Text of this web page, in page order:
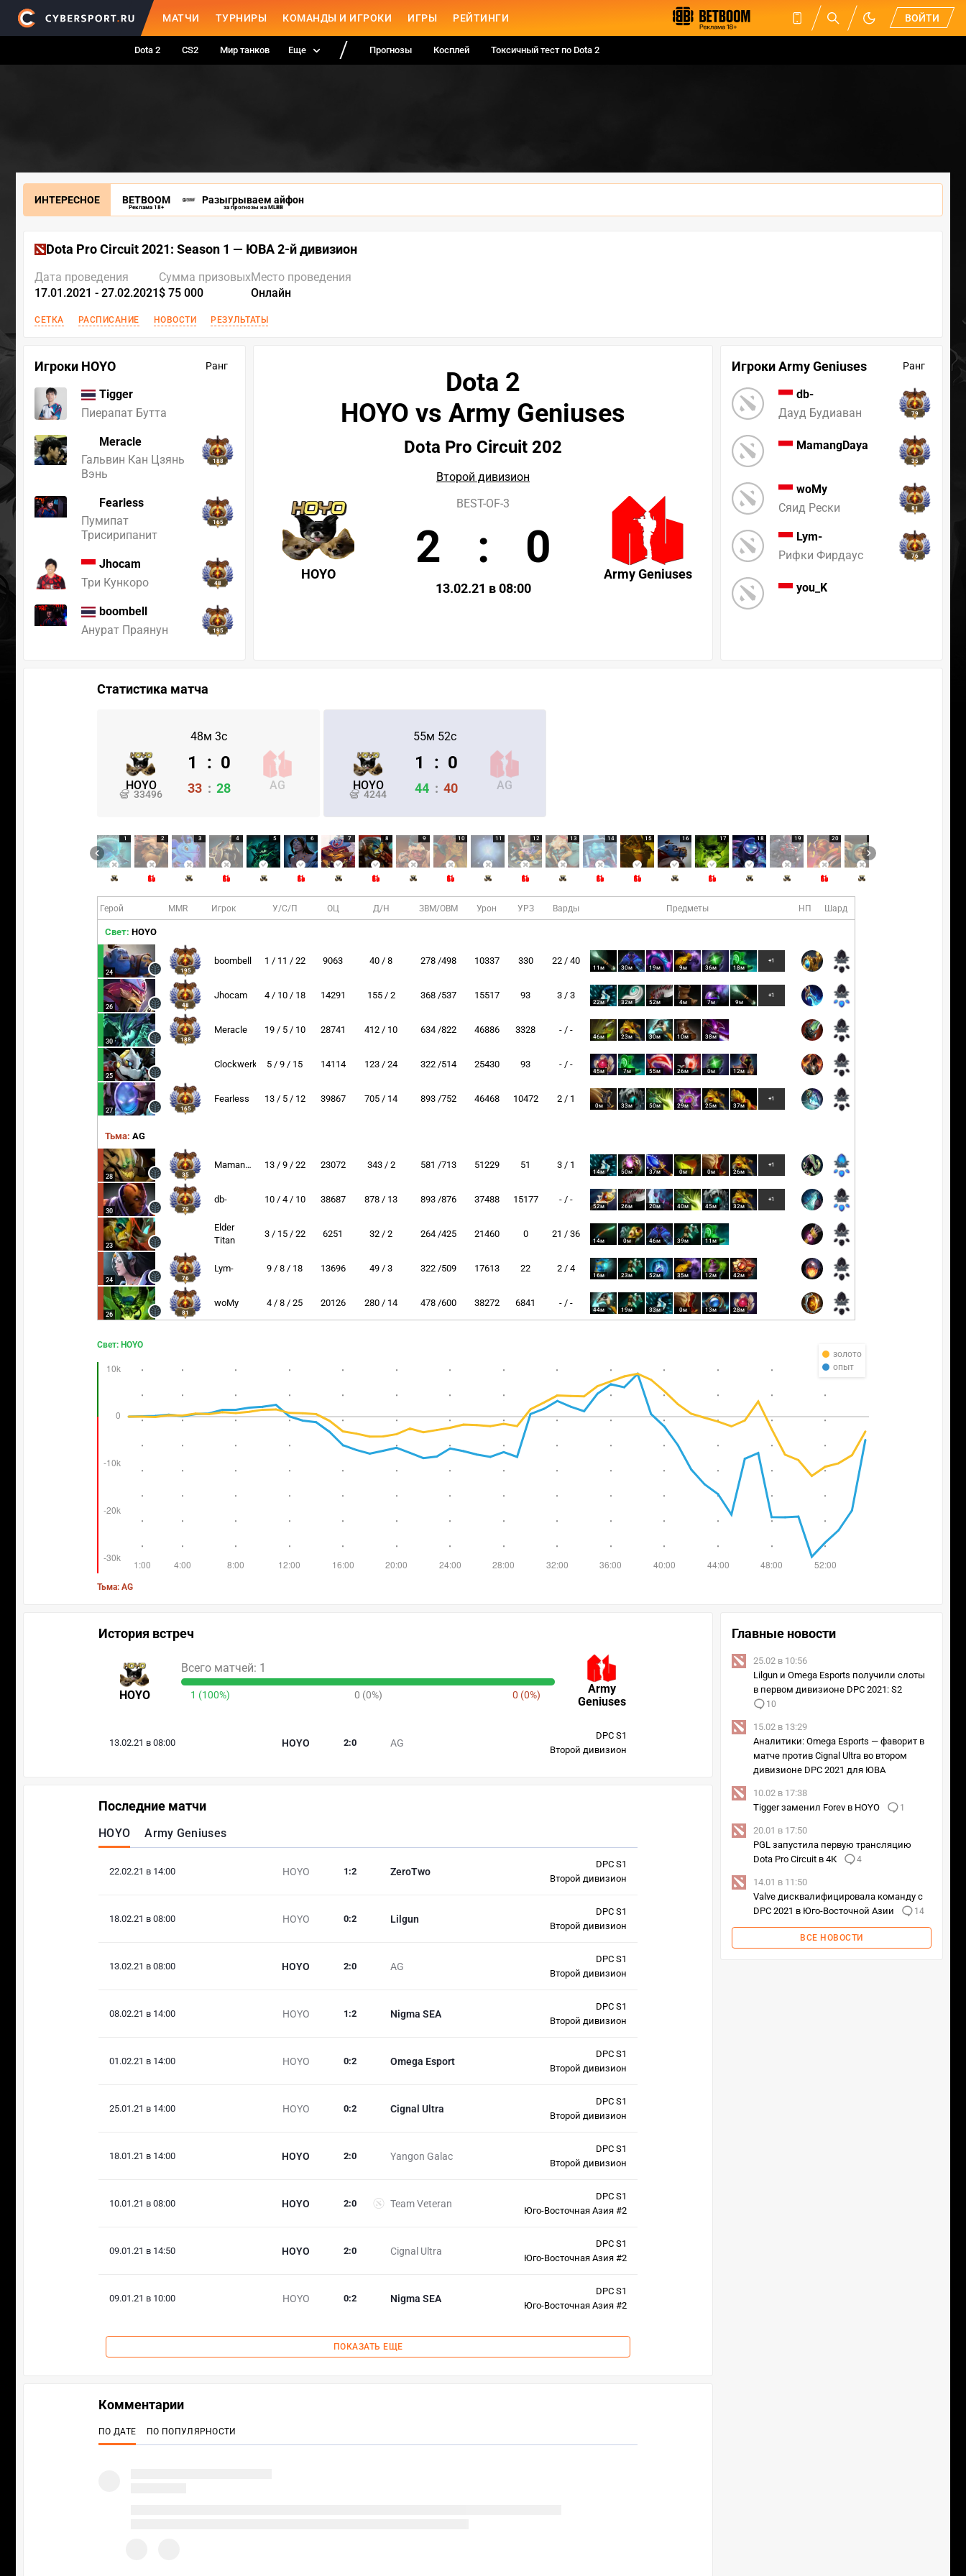
МАТЧИ ТУРНИРЫ КОМАНДЫ И ИГРОКИ ИГРЫ РЕЙТИНГИ ВОЙТИ
Dota 2 CS2 Мир танков Еще Прогнозы Косплей Токсичный тест по Dota 2
ИНТЕРЕСНОЕ BETBOOM
Реклама 18+
Разыгрываем айфон
за прогнозы на MLBB
Dota Pro Circuit 2021: Season 1 — ЮВА 2-й дивизион
Дата проведения
17.01.2021 - 27.02.2021
Сумма призовых
$ 75 000
Место проведения
Онлайн
СЕТКА РАСПИСАНИЕ НОВОСТИ РЕЗУЛЬТАТЫ
Игроки HOYO Ранг
Tigger
Пиерапат Бутта
Meracle
Гальвин Кан Цзянь
Вэнь
188
Fearless
Пумипат
Трисирипанит
165
Jhocam
Три Кункоро
48
boombell
Анурат Праянун
195
Игроки Army Geniuses Ранг
db-
Дауд Будиаван
79
MamangDaya
35
woMy
Сяид Рески
81
Lym-
Рифки Фирдаус
76
you_K
Dota 2
HOYO vs Army Geniuses
Dota Pro Circuit 202
Второй дивизион
HOYO Army Geniuses
BEST-OF-3
2 : 0
13.02.21 в 08:00
Статистика матча
48м 3с
HOYO
33496
AG
1 : 0
33 : 28
55м 52с
HOYO
4244
AG
1 : 0
44 : 40
1 2 3 4 5 6 7 8 9 10 11 12 13 14 15 16 17 18 19 20
Герой MMR Игрок У/С/П ОЦ Д/Н ЗВМ/ОВМ Урон УРЗ Варды Предметы НП Шард
Свет: HOYO
24 195
boombell 1 / 11 / 22 9063 40 / 8 278 /498 10337 330 22 / 40
11м 30м 19м 9м 36м 18м
+1
26 48
Jhocam 4 / 10 / 18 14291 155 / 2 368 /537 15517 93 3 / 3
22м 32м 52м 4м 7м 9м
+1
30 188
Meracle 19 / 5 / 10 28741 412 / 10 634 /822 46886 3328 - / -
46м 23м 30м 10м 38м
25
Clockwerk 5 / 9 / 15 14114 123 / 24 322 /514 25430 93 - / -
45м 7м 55м 26м 0м 12м
27 165
Fearless 13 / 5 / 12 39867 705 / 14 893 /752 46468 10472 2 / 1
0м 33м 50м 29м 25м 37м
+1
Тьма: AG
28 35
MamangDaya 13 / 9 / 22 23072 343 / 2 581 /713 51229 51 3 / 1
14м 50м 37м 0м 0м 26м
+1
30 79
db- 10 / 4 / 10 38687 878 / 13 893 /876 37488 15177 - / -
52м 26м 20м 40м 45м 32м
+1
23
Elder
Titan
3 / 15 / 22 6251 32 / 2 264 /425 21460 0 21 / 36
14м 0м 46м 39м 11м
24 76
Lym- 9 / 8 / 18 13696 49 / 3 322 /509 17613 22 2 / 4
16м 23м 52м 35м 12м 42м
26 81
woMy 4 / 8 / 25 20126 280 / 14 478 /600 38272 6841 - / -
44м 19м 33м 0м 13м 28м
золото
опыт
Свет: HOYO
Тьма: AG
История встреч
HOYO
Army
Geniuses
Всего матчей: 1
1 (100%) 0 (0%) 0 (0%)
13.02.21 в 08:00 HOYO AG
2:0
DPC S1
Второй дивизион
Последние матчи
HOYO Army Geniuses
22.02.21 в 14:00 HOYO ZeroTwo
1 :2
DPC S1
Второй дивизион
18.02.21 в 08:00 HOYO Lilgun
0:2
DPC S1
Второй дивизион
13.02.21 в 08:00 HOYO AG
2:0
DPC S1
Второй дивизион
08.02.21 в 14:00 HOYO Nigma SEA
1 :2
DPC S1
Второй дивизион
01.02.21 в 14:00 HOYO Omega Esport
0:2
DPC S1
Второй дивизион
25.01.21 в 14:00 HOYO Cignal Ultra
0:2
DPC S1
Второй дивизион
18.01.21 в 14:00 HOYO Yangon Galac
2:0
DPC S1
Второй дивизион
10.01.21 в 08:00 HOYO Team Veteran
2:0
DPC S1
Юго-Восточная Азия #2
09.01.21 в 14:50 HOYO Cignal Ultra
2:0
DPC S1
Юго-Восточная Азия #2
09.01.21 в 10:00 HOYO Nigma SEA
0:2
DPC S1
Юго-Восточная Азия #2
ПОКАЗАТЬ ЕЩЕ
Главные новости
25.02 в 10:56
Lilgun и Omega Esports получили слоты
в первом дивизионе DPC 2021: S2
10
15.02 в 13:29
Аналитики: Omega Esports — фаворит в
матче против Cignal Ultra во втором
дивизионе DPC 2021 для ЮВА
10.02 в 17:38
Tigger заменил Forev в HOYO
1
20.01 в 17:50
PGL запустила первую трансляцию
Dota Pro Circuit в 4К
4
14.01 в 11:50
Valve дисквалифицировала команду с
DPC 2021 в Юго-Восточной Азии
14
ВСЕ НОВОСТИ
Комментарии
ПО ДАТЕ ПО ПОПУЛЯРНОСТИ